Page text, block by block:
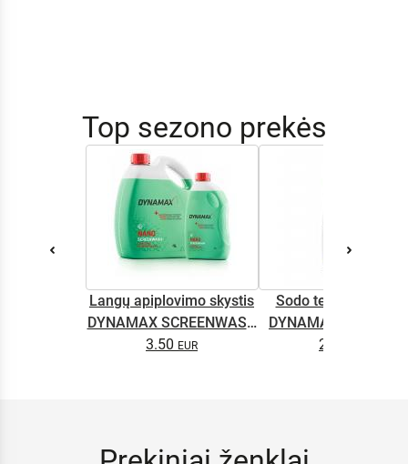
Top sezono prekės
Langų apiplovimo skystis
DYNAMAX SCREENWASH
NANO 4l
3.50
Sodo technikos
DYNAMAX M2T
2.65